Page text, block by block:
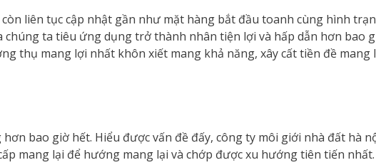
liên tục cập nhật gần như mặt hàng bắt đầu toanh cùng hình
ta tiêu ứng dụng trở thành nhân tiện lợi và hấp dẫn hơn bao
thụ mang lợi nhất khôn xiết mang khả năng, xây cất tiền đề mang
bao giờ hết. Hiểu được vấn đề đấy, công ty môi giới nhà đất hà
mang lại để hướng mang lại và chớp được xu hướng tiên tiến nhất.